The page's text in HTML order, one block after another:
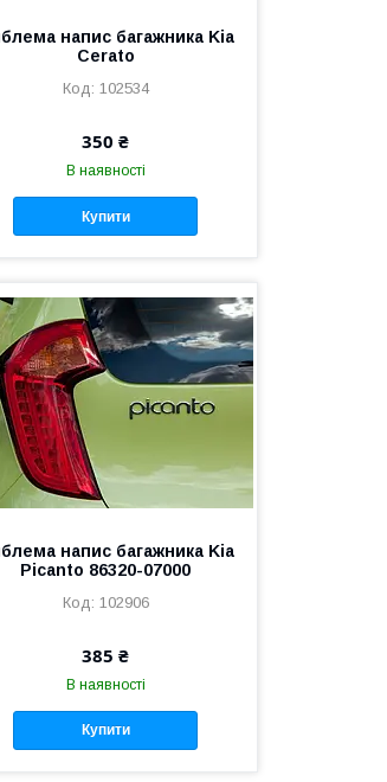
напис багажника Kia
Cerato
102534
350 ₴
В наявності
Купити
напис багажника Kia
Picanto 86320-07000
102906
385 ₴
В наявності
Купити